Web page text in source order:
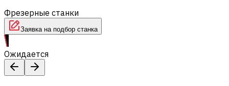
Фрезерные станки
Заявка на подбор станка
Ожидается